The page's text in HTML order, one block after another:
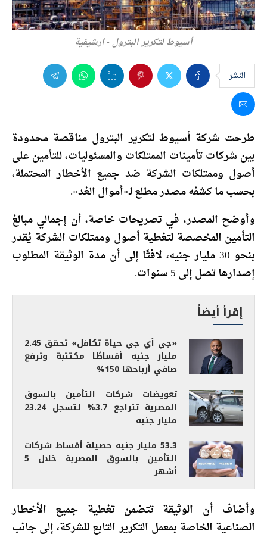
أسيوط لتكرير البترول - ارشيفية
النشر
طرحت شركة أسيوط لتكرير البترول مناقصة محدودة
بين شركات تأمينات الممتلكات والمسئوليات، للتأمين على
أصول وممتلكات الشركة ضد جميع الأخطار المحتملة،
بحسب ما كشفه مصدر مطلع لـ«أموال الغد».
وأوضح المصدر، في تصريحات خاصة، أن إجمالي مبالغ
التأمين المخصصة لتغطية أصول وممتلكات الشركة يُقدر
بنحو 30 مليار جنيه، لافتًا إلى أن مدة الوثيقة المطلوب
إصدارها تصل إلى 5 سنوات.
إقرأ أيضاً
«جي آي جي حياة تكافل» تحقق 2.45
مليار جنيه أقساطًا مكتتبة وترفع
صافي أرباحها 150%
تعويضات شركات التأمين بالسوق
المصرية تتراجع 3.7% لتسجل 23.24
مليار جنيه
53.3 مليار جنيه حصيلة أقساط شركات
التأمين بالسوق المصرية خلال 5
أشهر
وأضاف أن الوثيقة تتضمن تغطية جميع الأخطار
الصناعية الخاصة بمعمل التكرير التابع للشركة، إلى جانب